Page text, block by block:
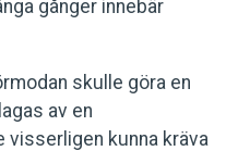
gånger innebär
skulle göra en
av en
visserligen kunna kräva